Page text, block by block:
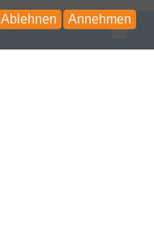
Annehmen
Ablehnen